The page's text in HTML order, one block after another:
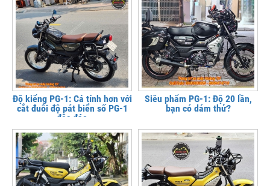
Độ kiểng PG-1: Cá tính hơn với
cắt đuôi độ pát biển số PG-1
độc đáo
Siêu phẩm PG-1: Độ 20 lần,
bạn có dám thử?